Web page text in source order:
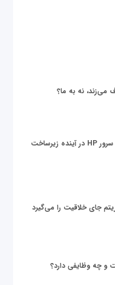
می‌زند، نه به ما؟
زیر پوست دنیای داده؛ نقش سرور HP در آینده زیرساخت
جای خلاقیت را می‌گیرد
و چه وظایفی دارد؟